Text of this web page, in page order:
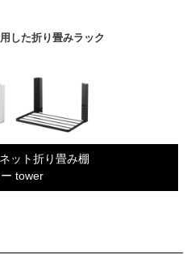
した折り畳みラック
ット折り畳み棚
tower